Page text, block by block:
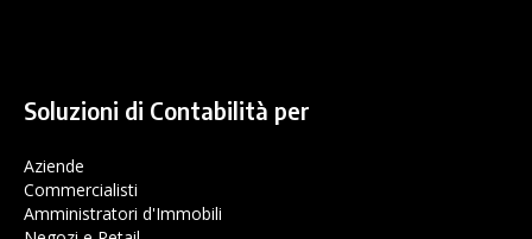
Soluzioni di Contabilità per
Aziende
Commercialisti
Amministratori d'Immobili